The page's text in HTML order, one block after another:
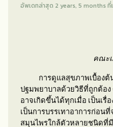
อัพเดทล่าสุด 2 years, 5 months ที่
คณะ
การดูแลสุขภาพเบื้องต้น
ปฐมพยาบาลด้วยวิธีที่ถูกต้อง
อาจเกิดขึ้นได้ทุกเมื่อ เป็นเรื่
เป็นการบรรเทาอาการก่อน
สมุนไพรใกล้ตัวหลายชนิดที่